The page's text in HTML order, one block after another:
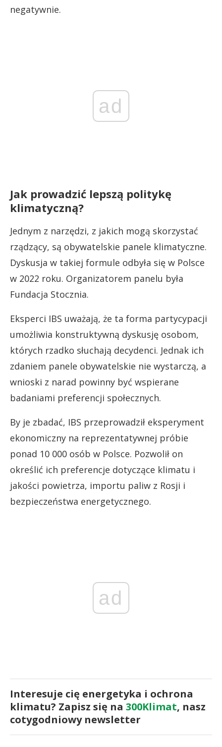
negatywnie.
ad
Jak prowadzić lepszą politykę
klimatyczną?
Jednym z narzędzi, z jakich mogą skorzystać
rządzący, są obywatelskie panele klimatyczne.
Dyskusja w takiej formule odbyła się w Polsce
w 2022 roku. Organizatorem panelu była
Fundacja Stocznia.
Eksperci IBS uważają, że ta forma partycypacji
umożliwia konstruktywną dyskusję osobom,
których rzadko słuchają decydenci. Jednak ich
zdaniem panele obywatelskie nie wystarczą, a
wnioski z narad powinny być wspierane
badaniami preferencji społecznych.
By je zbadać, IBS przeprowadził eksperyment
ekonomiczny na reprezentatywnej próbie
ponad 10 000 osób w Polsce. Pozwolił on
określić ich preferencje dotyczące klimatu i
jakości powietrza, importu paliw z Rosji i
bezpieczeństwa energetycznego.
ad
Interesuje cię energetyka i ochrona
klimatu? Zapisz się na 300Klimat, nasz
cotygodniowy newsletter